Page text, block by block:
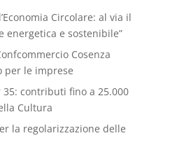
Circolare: al via il
energetica e sostenibile”
Cosenza
per le imprese
contributi fino a 25.000
Cultura
la regolarizzazione delle